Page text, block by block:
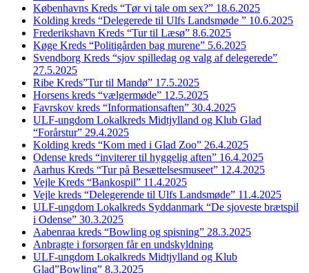
Københavns Kreds “Tør vi tale om sex?” 18.6.2025
Kolding kreds “Delegerede til Ulfs Landsmøde ” 10.6.2025
Frederikshavn Kreds “Tur til Læsø” 8.6.2025
Køge Kreds “Politigården bag murene” 5.6.2025
Svendborg Kreds “sjov spilledag og valg af delegerede”
27.5.2025
Ribe Kreds”Tur til Mandø” 17.5.2025
Horsens kreds “vælgermøde” 12.5.2025
Favrskov kreds “Informationsaften” 30.4.2025
ULF-ungdom Lokalkreds Midtjylland og Klub Glad
“Forårstur” 29.4.2025
Kolding kreds “Kom med i Glad Zoo” 26.4.2025
Odense kreds “inviterer til hyggelig aften” 16.4.2025
Aarhus Kreds “Tur på Besættelsesmuseet” 12.4.2025
Vejle Kreds “Bankospil” 11.4.2025
Vejle kreds “Delegerende til Ulfs Landsmøde” 11.4.2025
ULF-ungdom Lokalkreds Syddanmark “De sjoveste brætspil
i Odense” 30.3.2025
Aabenraa kreds “Bowling og spisning” 28.3.2025
Anbragte i forsorgen får en undskyldning
ULF-ungdom Lokalkreds Midtjylland og Klub
Glad”Bowling” 8.3.2025